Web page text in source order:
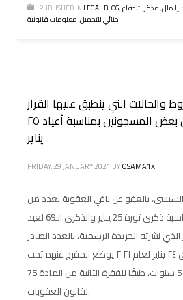
PUBLISHED IN LEGAL BLOG, مال,مذكرات دفاع
جنائي للتحميل,معلومات قانونية
والحالات التي ينطبق عليها القرار
الرئاسي بالعفو عن بعض المسجونين بمناسبة أعياد ٢٥
يناير
FRIDAY, 29 JANUARY 2021 BYOSAMA1X
السيسي، بالعفو عن باقي العقوبة لعدد من
المحكوم عليهم، بمناسبة ذكرى ثورة 25 يناير والذكرى الـ69 لعيد
نشرته الجريدة الرسمية، بالعدد الصادر
بتاريخ يوم الأحد الموافق ٢٤ يناير لعام ٢٠٢١ يوضع المفرج عنهم تحت
مراقبة الشرطة لمدة 5 سنوات، طبقًا للفقرة الثانية من المادة 75
لقانون العقوبات.